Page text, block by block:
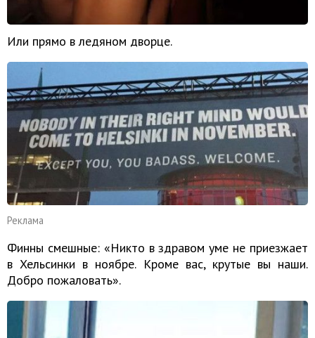
Или прямо в ледяном дворце.
Реклама
Финны смешные: «Никто в здравом уме не приезжает
в Хельсинки в ноябре. Кроме вас, крутые вы наши.
Добро пожаловать».